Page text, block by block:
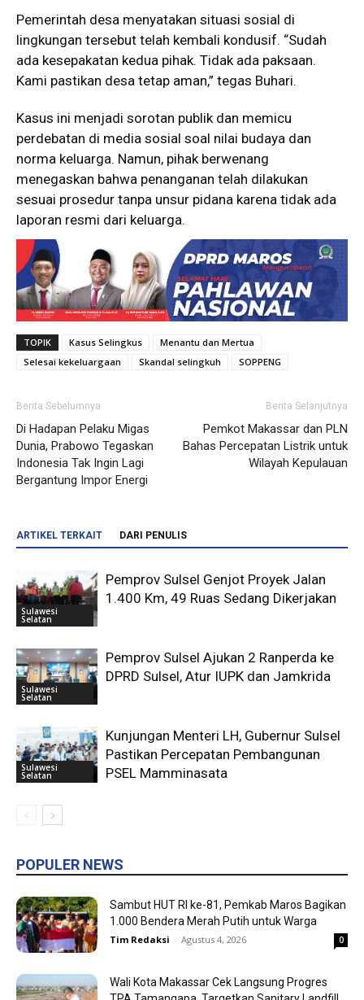
Pemerintah desa menyatakan situasi sosial di
lingkungan tersebut telah kembali kondusif. “Sudah
ada kesepakatan kedua pihak. Tidak ada paksaan.
Kami pastikan desa tetap aman,” tegas Buhari.
Kasus ini menjadi sorotan publik dan memicu
perdebatan di media sosial soal nilai budaya dan
norma keluarga. Namun, pihak berwenang
menegaskan bahwa penanganan telah dilakukan
sesuai prosedur tanpa unsur pidana karena tidak ada
laporan resmi dari keluarga.
TOPIK Kasus Selingkus
Menantu dan Mertua
Selesai kekeluargaan
Skandal selingkuh SOPPENG
Berita Sebelumnya
Di Hadapan Pelaku Migas
Dunia, Prabowo Tegaskan
Indonesia Tak Ingin Lagi
Bergantung Impor Energi
Berita Selanjutnya
Pemkot Makassar dan PLN
Bahas Percepatan Listrik untuk
Wilayah Kepulauan
ARTIKEL TERKAIT DARI PENULIS
Sulawesi
Selatan
Pemprov Sulsel Genjot Proyek Jalan
1.400 Km, 49 Ruas Sedang Dikerjakan
Sulawesi
Selatan
Pemprov Sulsel Ajukan 2 Ranperda ke
DPRD Sulsel, Atur IUPK dan Jamkrida
Sulawesi
Selatan
Kunjungan Menteri LH, Gubernur Sulsel
Pastikan Percepatan Pembangunan
PSEL Mamminasata
POPULER NEWS
Sambut HUT RI ke-81, Pemkab Maros Bagikan
1.000 Bendera Merah Putih untuk Warga
Tim Redaksi - Agustus 4, 2026 0
Wali Kota Makassar Cek Langsung Progres